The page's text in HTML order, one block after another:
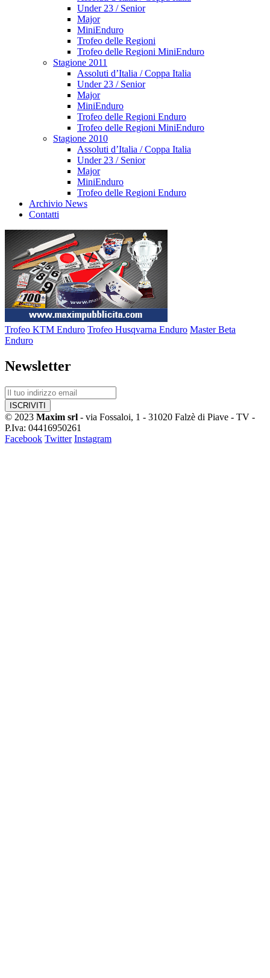
Under 23 / Senior
Major
MiniEnduro
Trofeo delle Regioni
Trofeo delle Regioni MiniEnduro
Stagione 2011
Assoluti d’Italia / Coppa Italia
Under 23 / Senior
Major
MiniEnduro
Trofeo delle Regioni Enduro
Trofeo delle Regioni MiniEnduro
Stagione 2010
Assoluti d’Italia / Coppa Italia
Under 23 / Senior
Major
MiniEnduro
Trofeo delle Regioni Enduro
Archivio News
Contatti
Trofeo KTM Enduro Trofeo Husqvarna Enduro Master Beta
Enduro
Newsletter
© 2023 Maxim srl - via Fossaloi, 1 - 31020 Falzè di Piave - TV -
P.Iva: 04416950261
Facebook Twitter Instagram